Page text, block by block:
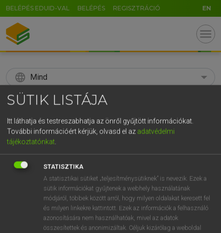
BELÉPÉS EDUID-VAL BELÉPÉS REGISZTRÁCIÓ EN
menu
language Mind
search
KERESÉS
Díjmentes angol szótár
Áron
keresése szótárainkban
SÜTIK LISTÁJA
Itt láthatja és testreszabhatja az önről gyűjtött információkat.
További információért kérjük, olvasd el az adatvédelmi
tájékoztatónkat
STATISZTIKA
A statisztikai sütiket „teljesítménysütiknek” is nevezik. Ezek a
sütik információkat gyűjtenek a webhely használatának
módjáról, többek között arról, hogy milyen oldalakat keresett fel
és milyen linkekre kattintott. Ezek az információk a felhasználó
azonosítására nem használhatóak, mivel az adatok
összesítettek és anonimizáltak. Céljuk kizárólag a weboldal
GR
5 6 7 8 9 ö ü ó
r t z u i o p ő ú
k l ű
n m , . AltGr